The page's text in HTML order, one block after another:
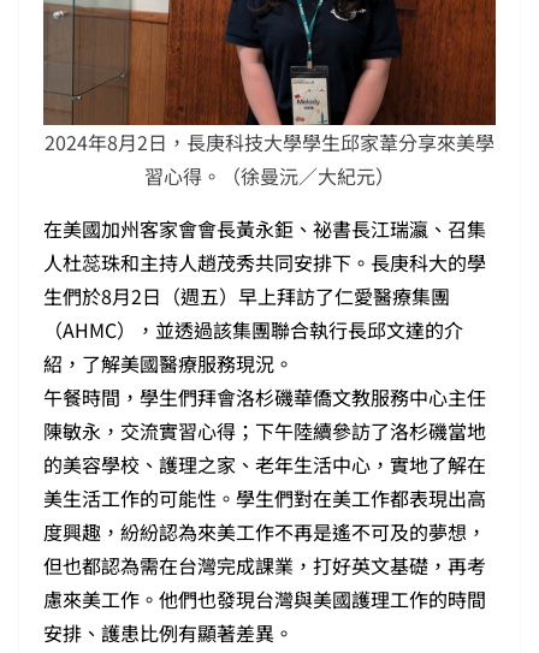
2024年8月2日，長庚科技大學學生邱家葦分享來美學
習心得。（徐曼沅／大紀元）
在美國加州客家會會長黃永鉅、祕書長江瑞瀛、召集
人杜蕊珠和主持人趙茂秀共同安排下。長庚科大的學
生們於8月2日（週五）早上拜訪了仁愛醫療集團
（AHMC），並透過該集團聯合執行長邱文達的介
紹，了解美國醫療服務現況。
午餐時間，學生們拜會洛杉磯華僑文教服務中心主任
陳敏永，交流實習心得；下午陸續參訪了洛杉磯當地
的美容學校、護理之家、老年生活中心，實地了解在
美生活工作的可能性。學生們對在美工作都表現出高
度興趣，紛紛認為來美工作不再是遙不可及的夢想，
但也都認為需在台灣完成課業，打好英文基礎，再考
慮來美工作。他們也發現台灣與美國護理工作的時間
安排、護患比例有顯著差異。